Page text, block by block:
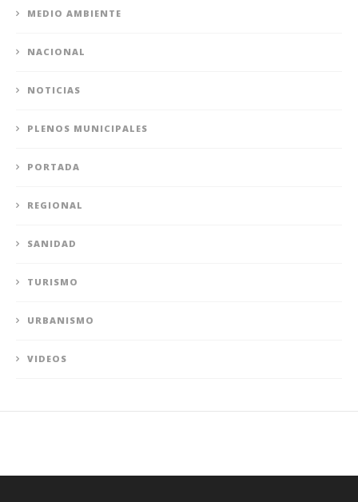
MEDIO AMBIENTE
NACIONAL
NOTICIAS
PLENOS MUNICIPALES
PORTADA
REGIONAL
SANIDAD
TURISMO
URBANISMO
VIDEOS